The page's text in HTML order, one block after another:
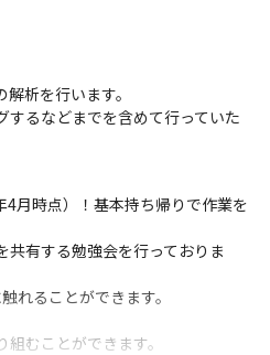
析を行います。
するなどまでを含めて行っていた
4月時点）！基本持ち帰りで作業を
共有する勉強会を行っておりま
れることができます。
むことができます。